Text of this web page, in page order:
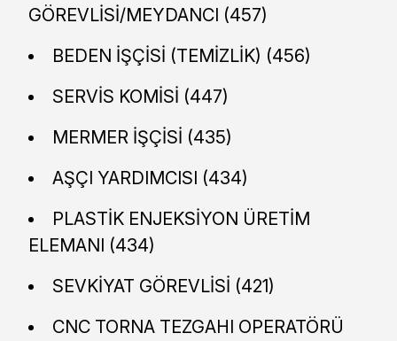
GÖREVLİSİ/MEYDANCI (457)
BEDEN İŞÇİSİ (TEMİZLİK) (456)
SERVİS KOMİSİ (447)
MERMER İŞÇİSİ (435)
AŞÇI YARDIMCISI (434)
PLASTİK ENJEKSİYON ÜRETİM
ELEMANI (434)
SEVKİYAT GÖREVLİSİ (421)
CNC TORNA TEZGAHI OPERATÖRÜ